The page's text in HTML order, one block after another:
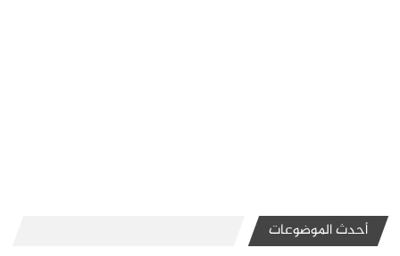
أحدث الموضوعات